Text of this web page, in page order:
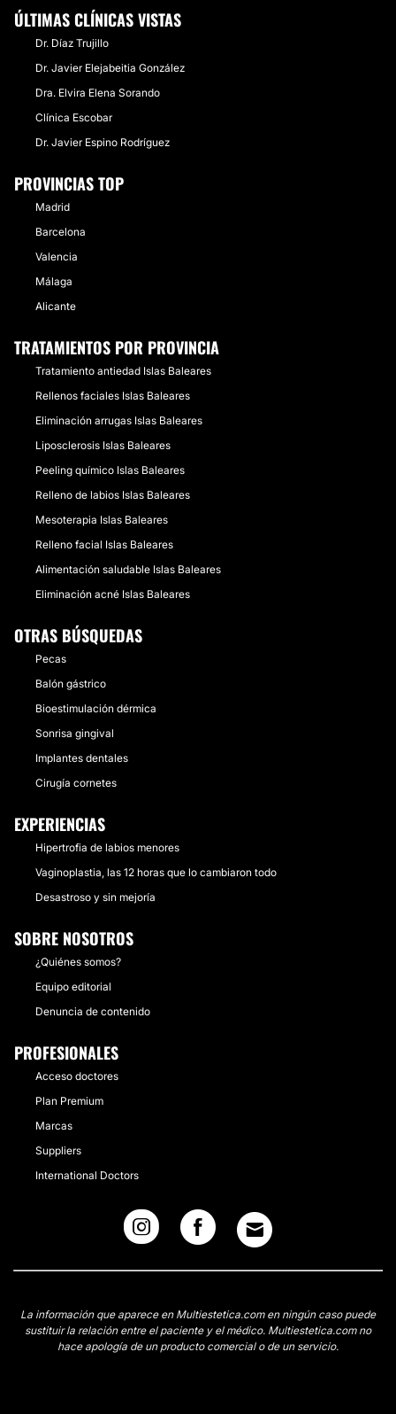
ÚLTIMAS CLÍNICAS VISTAS
Dr. Díaz Trujillo
Dr. Javier Elejabeitia González
Dra. Elvira Elena Sorando
Clínica Escobar
Dr. Javier Espino Rodríguez
PROVINCIAS TOP
Madrid
Barcelona
Valencia
Málaga
Alicante
TRATAMIENTOS POR PROVINCIA
Tratamiento antiedad Islas Baleares
Rellenos faciales Islas Baleares
Eliminación arrugas Islas Baleares
Liposclerosis Islas Baleares
Peeling químico Islas Baleares
Relleno de labios Islas Baleares
Mesoterapia Islas Baleares
Relleno facial Islas Baleares
Alimentación saludable Islas Baleares
Eliminación acné Islas Baleares
OTRAS BÚSQUEDAS
Pecas
Balón gástrico
Bioestimulación dérmica
Sonrisa gingival
Implantes dentales
Cirugía cornetes
EXPERIENCIAS
Hipertrofia de labios menores
Vaginoplastia, las 12 horas que lo cambiaron todo
Desastroso y sin mejoría
SOBRE NOSOTROS
¿Quiénes somos?
Equipo editorial
Denuncia de contenido
PROFESIONALES
Acceso doctores
Plan Premium
Marcas
Suppliers
International Doctors
La información que aparece en Multiestetica.com en ningún caso puede
sustituir la relación entre el paciente y el médico. Multiestetica.com no
hace apología de un producto comercial o de un servicio.